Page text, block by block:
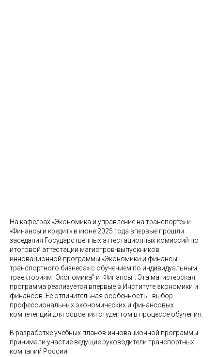
На кафедрах «Экономика и управление на транспорте» и
«Финансы и кредит» в июне 2025 года впервые прошли
заседания Государственных аттестационных комиссий по
итоговой аттестации магистров-выпускников
инновационной программы «Экономики и финансы
транспортного бизнеса» с обучением по индивидуальным
траекториям "Экономика" и "Финансы". Эта магистерская
программа реализуется впервые в Институте экономики и
финансов. Её отличительная особенность - выбор
профессиональных экономических и финансовых
компетенций для освоения студентом в процессе обучения.
В разработке учебных планов инновационной программы
принимали участие ведущие руководители транспортных
компаний России.